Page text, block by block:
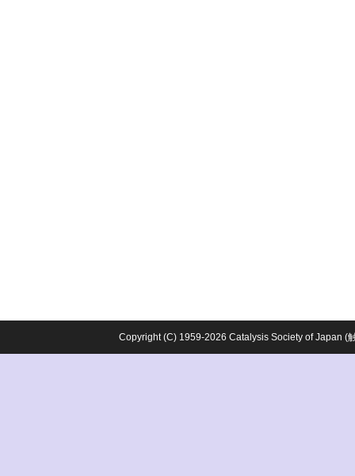
Copyright (C) 1959-2026 Catalysis Society of Japan (